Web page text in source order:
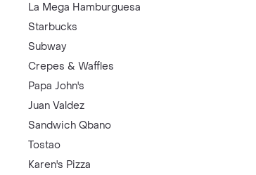
La Mega Hamburguesa
Starbucks
Subway
Crepes & Waffles
Papa John's
Juan Valdez
Sandwich Qbano
Tostao
Karen's Pizza